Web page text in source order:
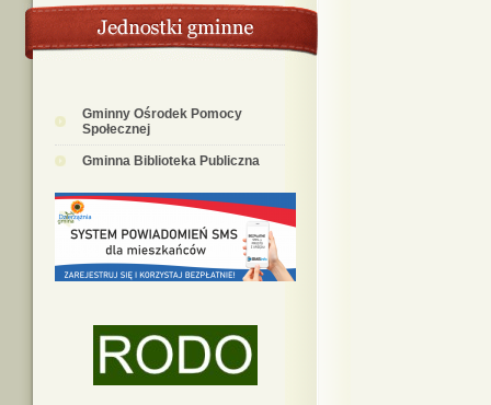
Gminny Ośrodek Pomocy
Społecznej
Gminna Biblioteka Publiczna